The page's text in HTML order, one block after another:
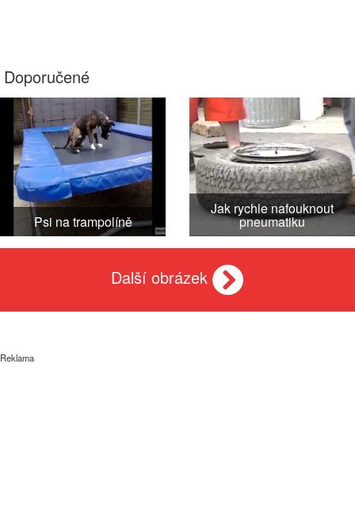
Doporučené
Psi na trampolíně
Jak rychle nafouknout
pneumatiku
Další obrázek
Reklama